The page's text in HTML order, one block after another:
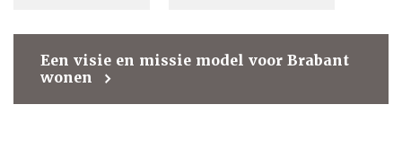
Een visie en missie model voor Brabant
wonen